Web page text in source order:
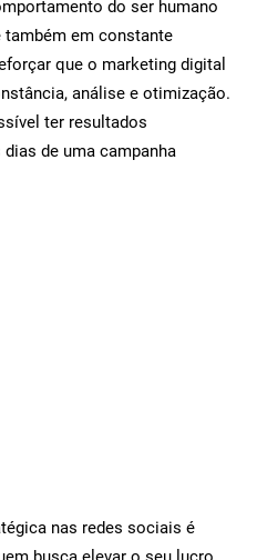
do ser humano
também em constante
que o marketing digital
análise e otimização.
ter resultados
de uma campanha
nas redes sociais é